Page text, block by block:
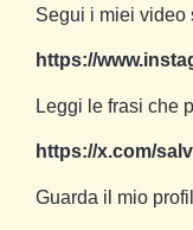
Segui i miei video
https://
Leggi le frasi che
https://x.com/
Guarda il mio